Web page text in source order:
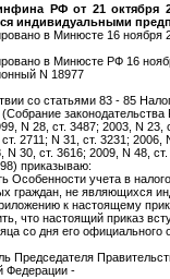
РФ от 21 октября
индивидуальными
в Минюсте 16 ноября
в Минюсте РФ 16
N 18977
со статьями 83 - 85
законодательства
N 28, ст. 3487; 2003, N 23,
2711; N 31, ст. 3231; 2006,
N 30, ст. 3616; 2009, N 48,
приказываю:
Особенности учета в
граждан, не являющихся
к настоящему
что настоящий приказ
со дня его официального
Председателя
Федерации -